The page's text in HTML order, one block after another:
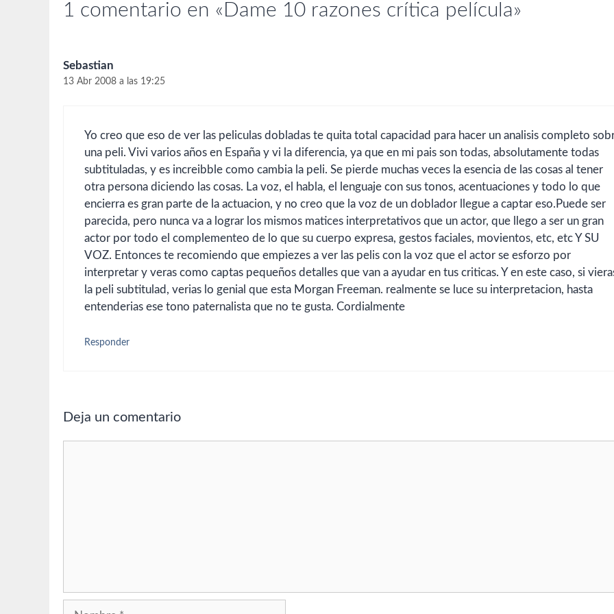
1 comentario en «Dame 10 razones crítica película»
Sebastian
13 Abr 2008 a las 19:25
Yo creo que eso de ver las peliculas dobladas te quita total capacidad para hacer un analisis completo
una peli. Vivi varios años en España y vi la diferencia, ya que en mi pais son todas, absolutamente todas
subtituladas, y es increibble como cambia la peli. Se pierde muchas veces la esencia de las cosas al tener
otra persona diciendo las cosas. La voz, el habla, el lenguaje con sus tonos, acentuaciones y todo lo que
encierra es gran parte de la actuacion, y no creo que la voz de un doblador llegue a captar eso.Puede ser
parecida, pero nunca va a lograr los mismos matices interpretativos que un actor, que llego a ser un gran
actor por todo el complementeo de lo que su cuerpo expresa, gestos faciales, movientos, etc, etc Y SU
VOZ. Entonces te recomiendo que empiezes a ver las pelis con la voz que el actor se esforzo por
interpretar y veras como captas pequeños detalles que van a ayudar en tus criticas. Y en este caso, si
la peli subtitulad, verias lo genial que esta Morgan Freeman. realmente se luce su interpretacion, hasta
entenderias ese tono paternalista que no te gusta. Cordialmente
Responder
Deja un comentario